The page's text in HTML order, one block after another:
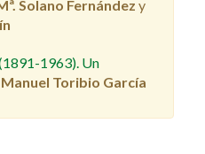
Solano Fernández y
1963). Un
Manuel Toribio García